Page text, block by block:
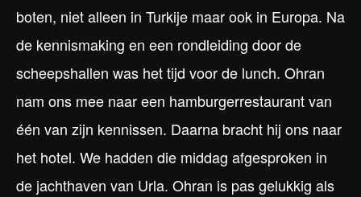
boten, niet alleen in Turkije maar ook in Europa. Na
de kennismaking en een rondleiding door de
scheepshallen was het tijd voor de lunch. Ohran
nam ons mee naar een hamburgerrestaurant van
één van zijn kennissen. Daarna bracht hij ons naar
het hotel. We hadden die middag afgesproken in
de jachthaven van Urla. Ohran is pas gelukkig als